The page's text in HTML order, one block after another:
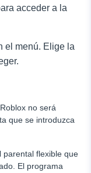
acceder a la
el menú. Elige la
no será
que se introduzca
parental flexible que
El programa